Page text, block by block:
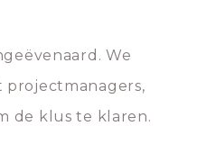
We
projectmanagers,
de klus te klaren.